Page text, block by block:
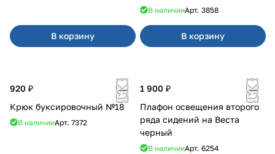
В корзину
2110-2112
В наличииАрт. 3858
В корзину
920 ₽
Крюк буксировочный №18
В наличииАрт. 7372
1 900 ₽
Плафон освещения второго
ряда сидений на Веста
черный
В наличииАрт. 6254